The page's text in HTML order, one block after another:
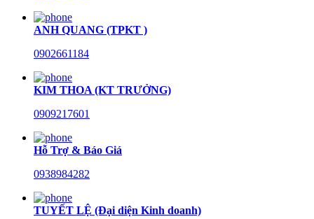
ANH QUANG (TPKT )
0902661184
KIM THOA (KT TRƯỞNG)
0909217601
Hỗ Trợ & Báo Giá
0938984282
TUYẾT LỆ (Đại diện Kinh doanh)